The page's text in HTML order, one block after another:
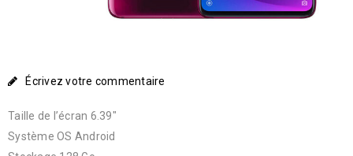
Écrivez votre commentaire
Taille de l’écran 6.39″
Système OS Android